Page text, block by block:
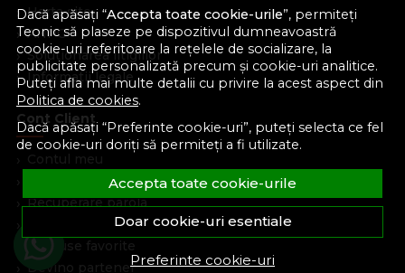
Dacă apăsați “Accepta toate cookie-urile”, permiteți
Teonic să plaseze pe dispozitivul dumneavoastră
cookie-uri referitoare la rețelele de socializare, la
publicitate personalizată precum și cookie-uri analitice.
Puteți afla mai multe detalii cu privire la acest aspect din
Politica de cookies.
Dacă apăsați “Preferinte cookie-uri”, puteți selecta ce fel
de cookie-uri doriți să permiteți a fi utilizate.
Accepta toate cookie-urile
Doar cookie-uri esentiale
Preferinte cookie-uri
Harta site
ANPC
Solutionarea litigiilor
Informatii legale
Cont Client
Contul meu
Recuperare parola
Istoric comenzi
Produse favorite
Devino partener